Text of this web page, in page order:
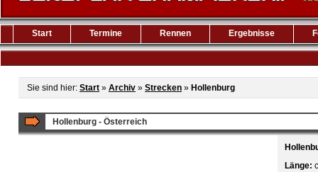
Start Termine Rennen Ergebnisse
Sie sind hier: Start » Archiv » Strecken » Hollenburg
Hollenburg - Österreich
Länge: